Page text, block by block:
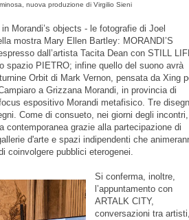
nuova produzione di Virgilio Sieni
Morandi’s objects - le fotografie di Joel
mostra Mary Ellen Bartley: MORANDI’S
dall’artista Tacita Dean con STILL
spazio PIETRO; infine quello del suono avrà
Orbit di Mark Vernon, pensata da Xing
a Grizzana Morandi, in provincia di
espositivo Morandi metafisico. Tre
Come di consueto, nei giorni degli incontri,
grazie alla partecipazione di
d'arte e spazi indipendenti che
coinvolgere pubblici eterogenei.
Si conferma, inoltre,
l’appuntamento con
ARTALK CITY,
conversazioni tra artisti,